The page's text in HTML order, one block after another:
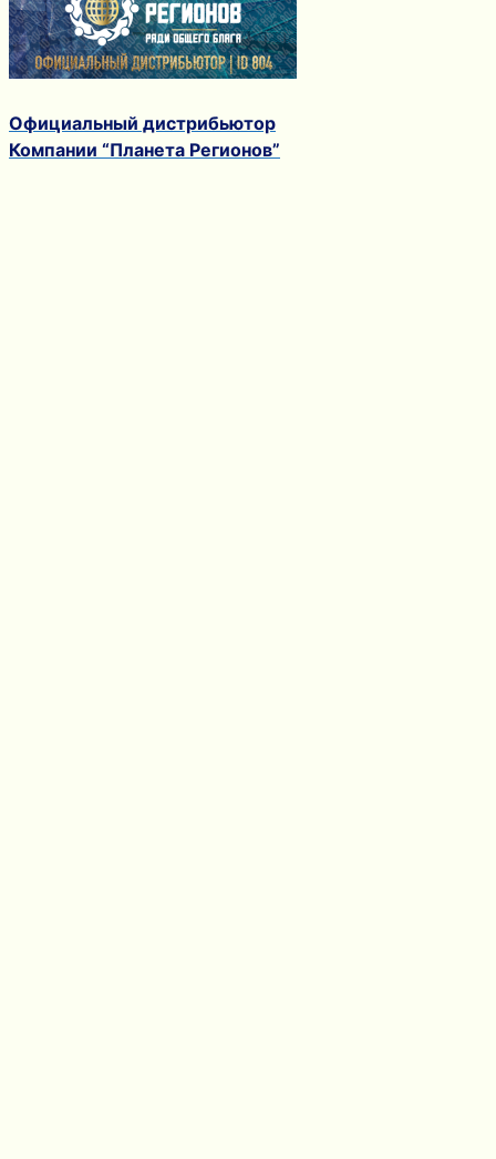
Официальный дистрибьютор
Компании “Планета Регионов”